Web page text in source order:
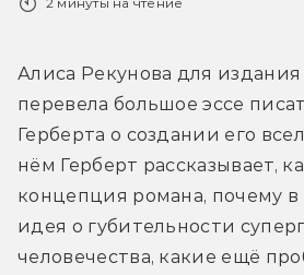
Алиса Рекунова для издания
перевела большое эссе
Герберта о создании его
нём Герберт рассказывает,
концепция романа, почему в
идея о губительности
человечества, какие ещё